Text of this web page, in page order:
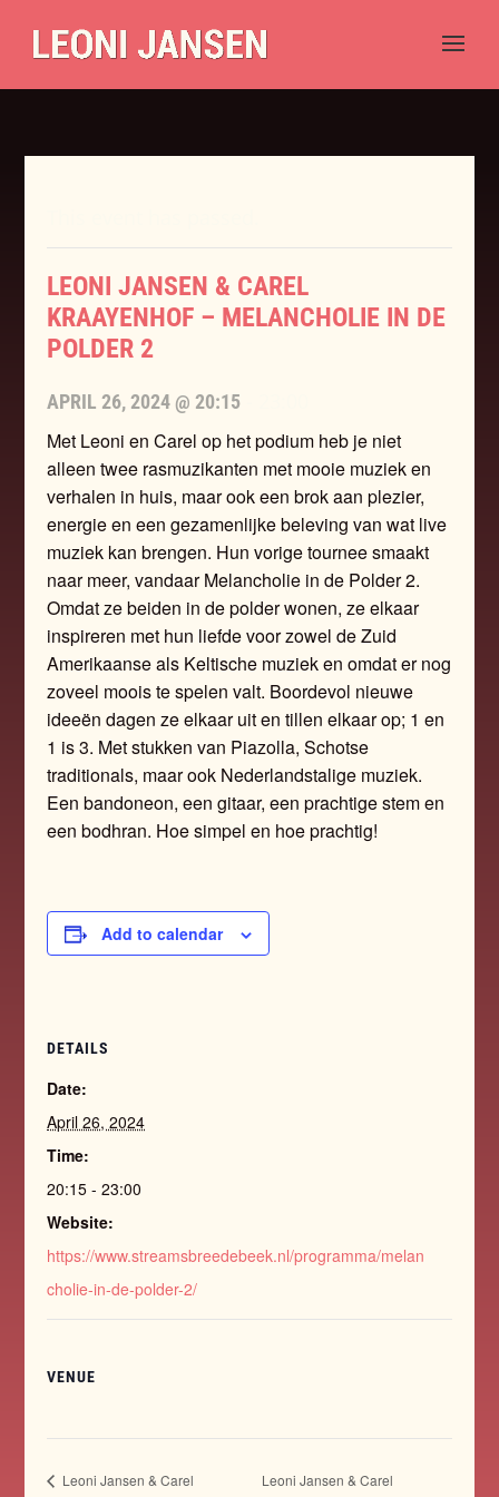
LEONI JANSEN & CAREL
KRAAYENHOF – MELANCHOLIE IN DE
POLDER 2
APRIL 26, 2024 @ 20:15
Met Leoni en Carel op het podium heb je niet
alleen twee rasmuzikanten met mooie muziek en
verhalen in huis, maar ook een brok aan plezier,
energie en een gezamenlijke beleving van wat live
muziek kan brengen. Hun vorige tournee smaakt
naar meer, vandaar Melancholie in de Polder 2.
Omdat ze beiden in de polder wonen, ze elkaar
inspireren met hun liefde voor zowel de Zuid
Amerikaanse als Keltische muziek en omdat er nog
zoveel moois te spelen valt. Boordevol nieuwe
ideeën dagen ze elkaar uit en tillen elkaar op; 1 en
1 is 3. Met stukken van Piazolla, Schotse
traditionals, maar ook Nederlandstalige muziek.
Een bandoneon, een gitaar, een prachtige stem en
een bodhran. Hoe simpel en hoe prachtig!
Add to calendar
DETAILS
Date:
April 26, 2024
Time:
20:15 - 23:00
Website:
https://www.streamsbreedebeek.nl/programma/melan
cholie-in-de-polder-2/
VENUE
Leoni Jansen & Carel Leoni Jansen & Carel